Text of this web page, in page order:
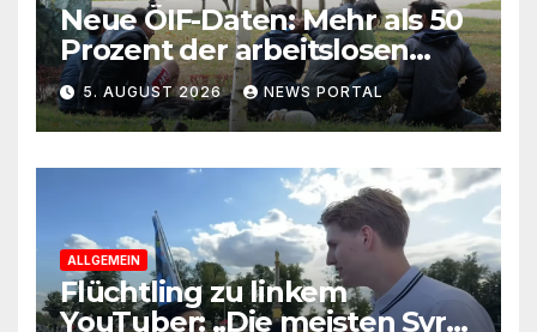
Neue ÖIF-Daten: Mehr als 50
Prozent der arbeitslosen
Ausländer leben in Wien!
5. AUGUST 2026 NEWS PORTAL
ALLGEMEIN
Flüchtling zu linkem
YouTuber: „Die meisten Syrer